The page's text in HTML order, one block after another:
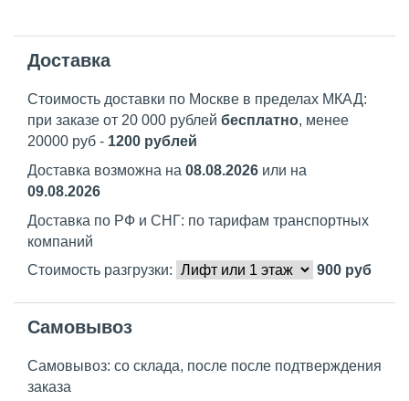
Доставка
Стоимость доставки по Москве в пределах МКАД:
при заказе от 20 000 рублей бесплатно, менее
20000 руб - 1200 рублей
Доставка возможна на 08.08.2026 или на
09.08.2026
Доставка по РФ и СНГ: по тарифам транспортных
компаний
Стоимость разгрузки:
900 руб
Самовывоз
Самовывоз: со склада, после после подтверждения
заказа